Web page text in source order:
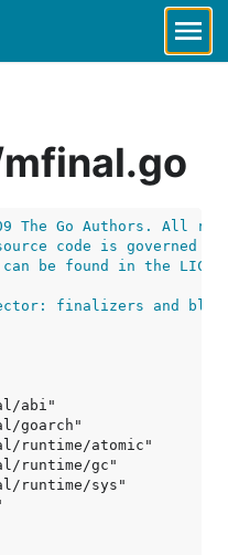
mfinal.go
The Go Authors. All
code is governed by
be found in the
finalizers and